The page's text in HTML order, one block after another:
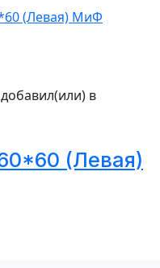
добавил(или) в
(Левая)